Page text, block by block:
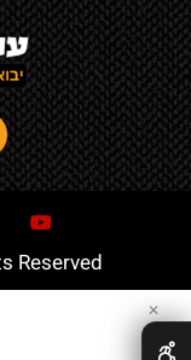
Reserved
✕